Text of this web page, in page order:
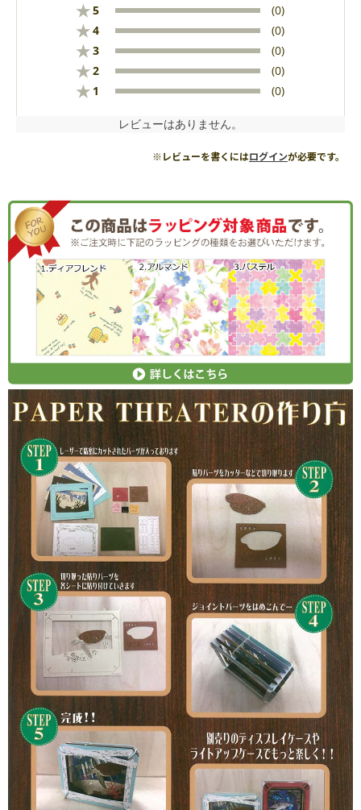
★5 (0)
★4 (0)
★3 (0)
★2 (0)
★ 1 (0)
レビューはありません。
※レビューを書くにはログインが必要です。